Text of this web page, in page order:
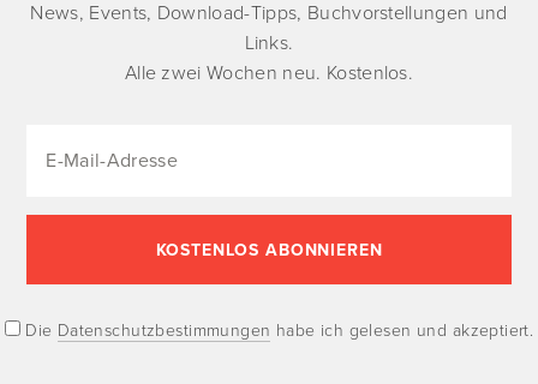
News, Events, Download-Tipps, Buchvorstellungen und
Links.
Alle zwei Wochen neu. Kostenlos.
Die Datenschutzbestimmungen habe ich gelesen und akzeptiert.